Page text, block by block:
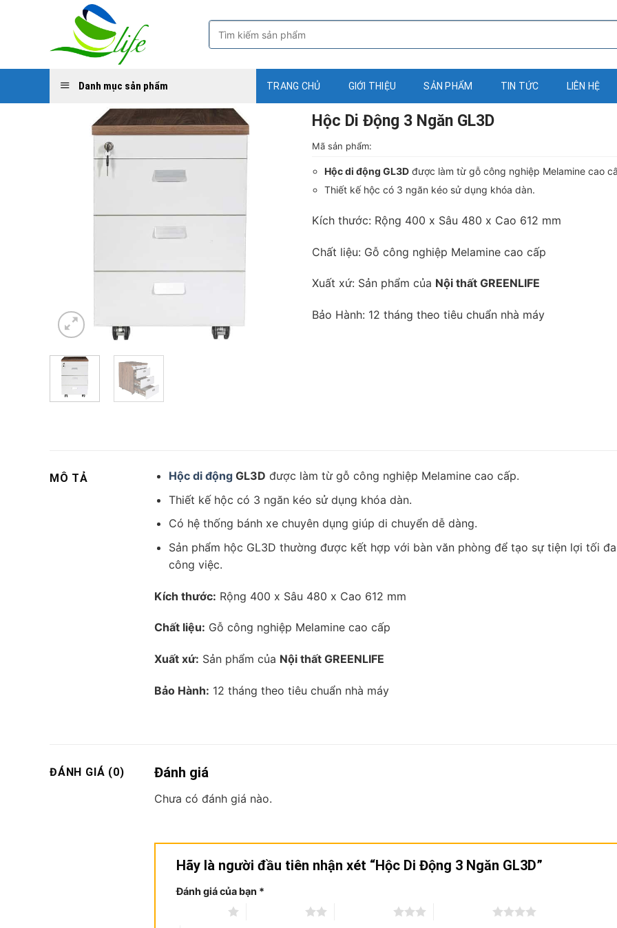
kiếm:
Danh mục sản phẩm TRANG CHỦ GIỚI THIỆU SẢN PHẨM TIN TỨC LIÊN HỆ
Hộc Di Động 3 Ngăn GL3D
Mã sản phẩm:
Hộc di động GL3D được làm từ gỗ công nghiệp Melamine cao
Thiết kế hộc có 3 ngăn kéo sử dụng khóa dàn.
Kích thước: Rộng 400 x Sâu 480 x Cao 612 mm
Chất liệu: Gỗ công nghiệp Melamine cao cấp
Xuất xứ: Sản phẩm của Nội thất GREENLIFE
Bảo Hành: 12 tháng theo tiêu chuẩn nhà máy
MÔ TẢ Hộc di động GL3D được làm từ gỗ công nghiệp Melamine cao cấp.
Thiết kế hộc có 3 ngăn kéo sử dụng khóa dàn.
Có hệ thống bánh xe chuyên dụng giúp di chuyển dễ dàng.
Sản phẩm hộc GL3D thường được kết hợp với bàn văn phòng để tạo sự tiện lợi tối
công việc.
Kích thước: Rộng 400 x Sâu 480 x Cao 612 mm
Chất liệu: Gỗ công nghiệp Melamine cao cấp
Xuất xứ: Sản phẩm của Nội thất GREENLIFE
Bảo Hành: 12 tháng theo tiêu chuẩn nhà máy
ĐÁNH GIÁ (0) Đánh giá
Chưa có đánh giá nào.
Hãy là người đầu tiên nhận xét “Hộc Di Động 3 Ngăn GL3D”
Đánh giá của bạn *